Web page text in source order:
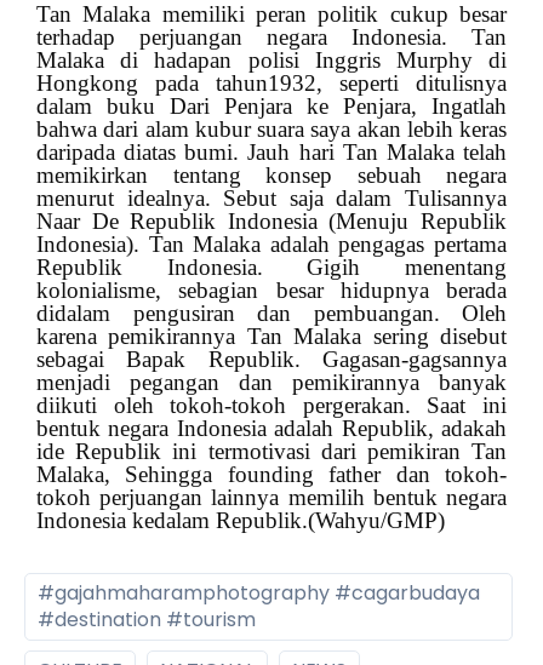
Tan Malaka memiliki peran politik cukup besar
terhadap perjuangan negara Indonesia. Tan
Malaka di hadapan polisi Inggris Murphy di
Hongkong pada tahun1932, seperti ditulisnya
dalam buku Dari Penjara ke Penjara, Ingatlah
bahwa dari alam kubur suara saya akan lebih keras
daripada diatas bumi. Jauh hari Tan Malaka telah
memikirkan tentang konsep sebuah negara
menurut idealnya. Sebut saja dalam Tulisannya
Naar De Republik Indonesia (Menuju Republik
Indonesia). Tan Malaka adalah pengagas pertama
Republik Indonesia.Gigih menentang
kolonialisme, sebagian besar hidupnya berada
didalam pengusiran dan pembuangan. Oleh
karena pemikirannya Tan Malaka sering disebut
sebagai Bapak Republik. Gagasan-gagsannya
menjadi pegangan dan pemikirannya banyak
diikuti oleh tokoh-tokoh pergerakan. Saat ini
bentuk negara Indonesia adalah Republik, adakah
ide Republik ini termotivasi dari pemikiran Tan
Malaka, Sehingga founding father dan tokoh-
tokoh perjuangan lainnya memilih bentuk negara
Indonesia kedalam Republik.(Wahyu/GMP)
#gajahmaharamphotography #cagarbudaya
#destination #tourism